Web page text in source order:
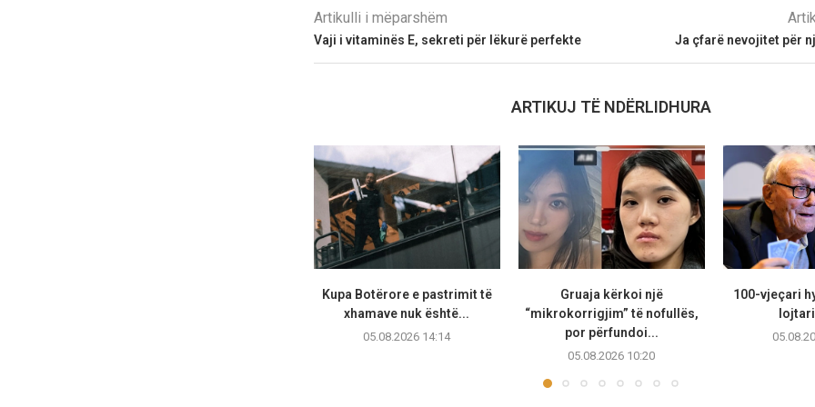
Artikulli i mëparshëm
Vaji i vitaminës E, sekreti për lëkurë perfekte Ja çfarë nevojitet për
ARTIKUJ TË NDËRLIDHURA
Kupa Botërore e pastrimit të
xhamave nuk është...
05.08.2026 14:14
Gruaja kërkoi një
“mikrokorrigjim” të nofullës,
por përfundoi...
05.08.2026 10:20
100-vjeçari